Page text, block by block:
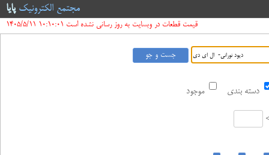
مجتمع الکترونیکپایا
قیمت قطعات در وبسایت به روز رسانی نشده است 10:10:01 1405/5/11
موجود دسته بندی